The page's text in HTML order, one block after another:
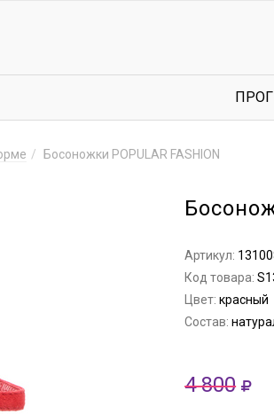
Босоножки POPULAR FASHION
Артикул:
Код товара:
Цвет:красный
Состав:
4 800